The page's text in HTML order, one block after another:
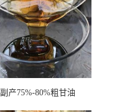
副产75%-80%粗甘油